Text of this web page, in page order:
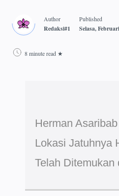
8 minute read
Herman
Lokasi Jatuhnya
Telah Ditemukan